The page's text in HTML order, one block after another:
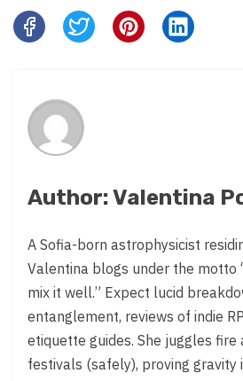
Share
this
Author: Valentina
A Sofia-born astrophysicist
Valentina blogs under the motto
mix it well.” Expect lucid
entanglement, reviews of indie
etiquette guides. She juggles fire
festivals (safely), proving gravity